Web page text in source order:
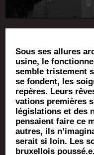
Sous ses allures
usine, le
semble tris­te­ment
se fondent, les
repères. Leurs
va­tions pre­mières
légis­la­tions et des
pen­saient faire ce
autres, ils
serait si loin. Les
bruxel­lois